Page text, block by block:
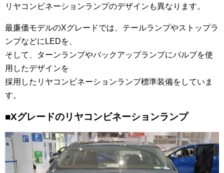
リヤコンビネーションランプのデザインも異なります。
最廉価モデルのXグレードでは、テールランプやストップラ
ンプなどにLEDを、
そして、ターンランプやバックアップランプにバルブを使
用したデザインを
採用したリヤコンビネーションランプ標準装備をしていま
す。
■Xグレードのリヤコンビネーションランプ